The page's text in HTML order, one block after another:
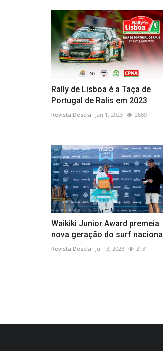
Rally de Lisboa é a Taça de
Portugal de Ralis em 2023
Revista Descla Jan 1, 2023 2689
Waikiki Junior Award premeia
nova geração do surf nacional
Revista Descla Jul 13, 2023 2131